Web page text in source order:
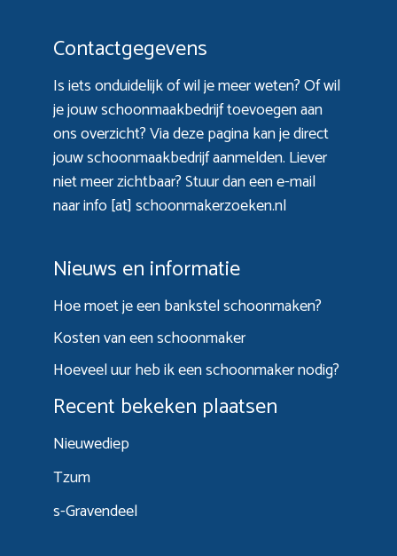
Contactgegevens
Is iets onduidelijk of wil je meer weten? Of wil
je jouw schoonmaakbedrijf toevoegen aan
ons overzicht? Viadeze paginakan je direct
jouw schoonmaakbedrijf aanmelden. Liever
niet meer zichtbaar? Stuur dan een e-mail
naar info [at] schoonmakerzoeken.nl
Nieuws en informatie
Hoe moet je een bankstel schoonmaken?
Kosten van een schoonmaker
Hoeveel uur heb ik een schoonmaker nodig?
Recent bekeken plaatsen
Nieuwediep
Tzum
s-Gravendeel